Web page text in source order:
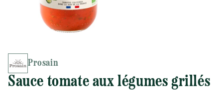
Prosain
Sauce tomate aux légumes grillés